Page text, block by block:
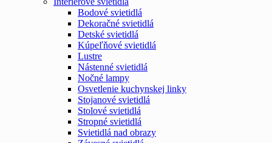
Bodové svietidlá
Dekoračné svietidlá
Detské svietidlá
Kúpeľňové svietidlá
Lustre
Nástenné svietidlá
Nočné lampy
Osvetlenie kuchynskej linky
Stojanové svietidlá
Stolové svietidlá
Stropné svietidlá
Svietidlá nad obrazy